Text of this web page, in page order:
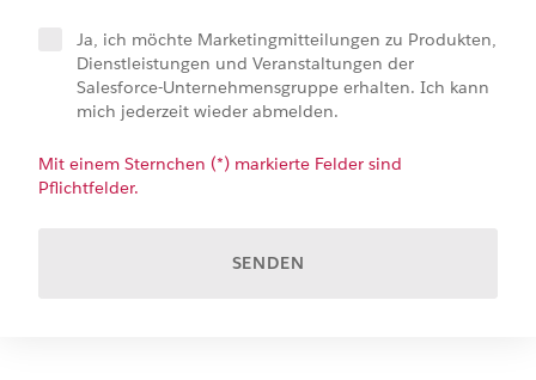
Ja, ich möchte Marketingmitteilungen zu Produkten,
Dienstleistungen und Veranstaltungen der
Salesforce-Unternehmensgruppe erhalten. Ich kann
mich jederzeit wieder abmelden.
Mit einem Sternchen (*) markierte Felder sind
Pflichtfelder.
SENDEN